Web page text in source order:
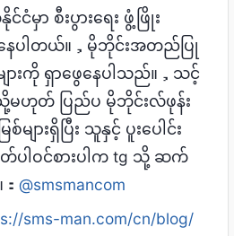
မှာ စီးပွားရေး ဖွံ့ဖြိုး
ပါတယ်။，မိုဘိုင်းအတည်ပြု
ားကို ရှာဖွေနေပါသည်။，သင့်
မဟုတ် ပြည်ပ မိုဘိုင်းလ်ဖုန်း
များရှိပြီး သူနှင့် ပူးပေါင်း
ပါဝင်စားပါက tg သို့ ဆက်
@smsmancom
sms-man.com/cn/blog/